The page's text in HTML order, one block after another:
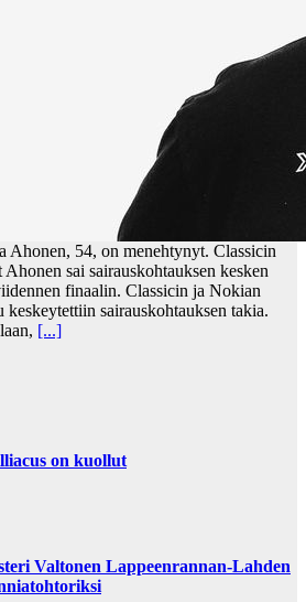
Ahonen, 54, on menehtynyt. Classicin
sai sairauskohtauksen kesken
finaalin. Classicin ja Nokian
sairauskohtauksen takia.
[...]
on kuollut
Valtonen Lappeenrannan-Lahden